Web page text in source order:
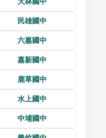
民雄國中
六嘉國中
嘉新國中
鹿草國中
水上國中
中埔國中